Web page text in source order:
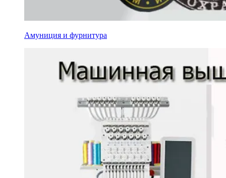
Амуниция и фурнитура